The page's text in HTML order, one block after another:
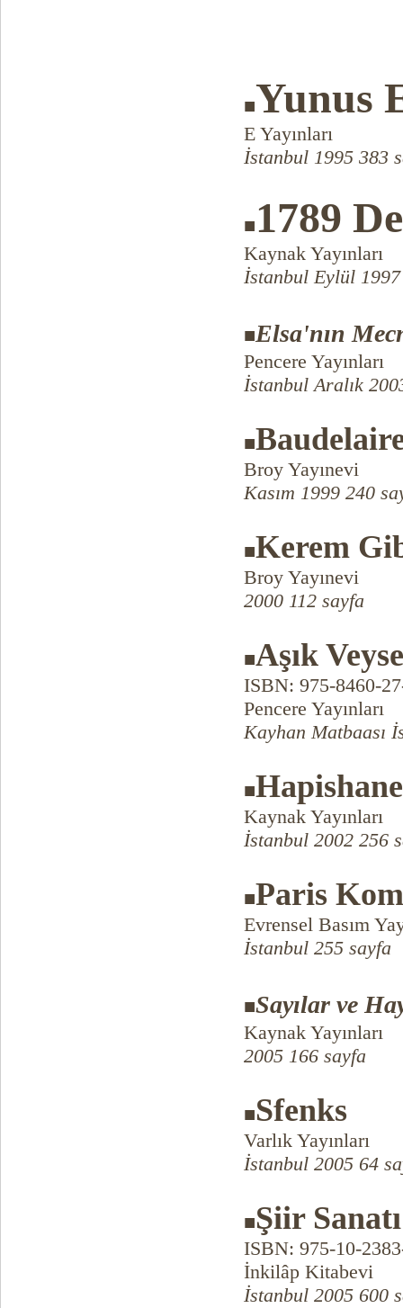
■Yunus
E Yayınları
İstanbul 1995 383
■1789
Kaynak Yayınları
İstanbul Eylül
■Elsa'nın
Pencere Yayınları
İstanbul Aralık
■
Broy Yayınevi
Kasım 1999 240
■Kerem
Broy Yayınevi
2000 112 sayfa
■Aşık
ISBN: 975-8460-
Pencere Yayınları
Kayhan Matbaası
■
Kaynak Yayınları
İstanbul 2002 256
■Paris
Evrensel Basım
İstanbul 255 sayfa
■Sayılar ve
Kaynak Yayınları
2005 166 sayfa
■Sfenks
Varlık Yayınları
İstanbul 2005 64
■Şiir Sanatı
ISBN: 975-10-
İnkilâp Kitabevi
İstanbul 2005 600